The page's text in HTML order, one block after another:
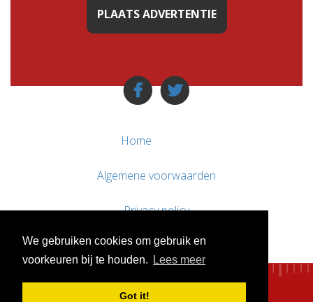
We gebruiken cookies om gebruik en
voorkeuren bij te houden.
Lees meer
Got it!
PLAATS ADVERTENTIE
Home
Algemene voorwaarden
Privacy policy
Contact / Support